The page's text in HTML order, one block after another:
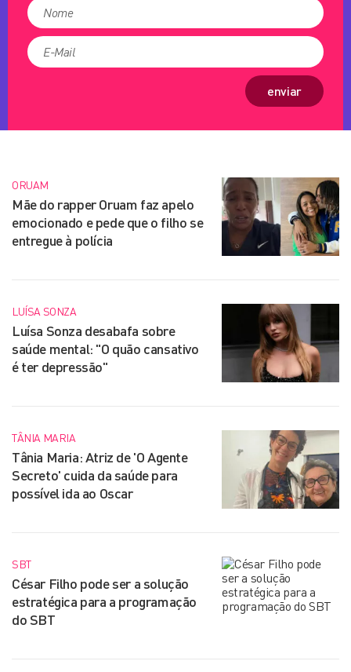
enviar
ORUAM
Mãe do rapper Oruam faz apelo
emocionado e pede que o filho se
entregue à polícia
LUÍSA SONZA
Luísa Sonza desabafa sobre
saúde mental: "O quão cansativo
é ter depressão"
TÂNIA MARIA
Tânia Maria: Atriz de 'O Agente
Secreto' cuida da saúde para
possível ida ao Oscar
SBT
César Filho pode ser a solução
estratégica para a programação
do SBT